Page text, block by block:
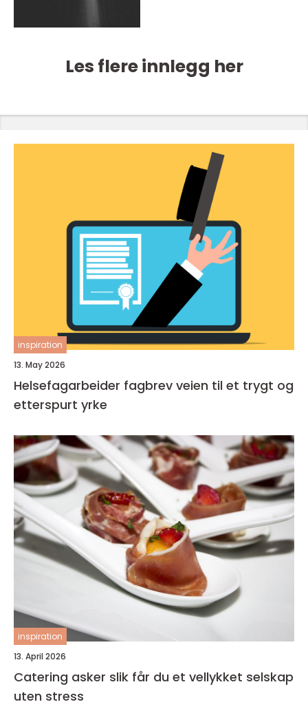
Les flere innlegg her
inspiration
13. May 2026
Helsefagarbeider fagbrev veien til et trygt og
etterspurt yrke
inspiration
13. April 2026
Catering asker slik får du et vellykket selskap
uten stress